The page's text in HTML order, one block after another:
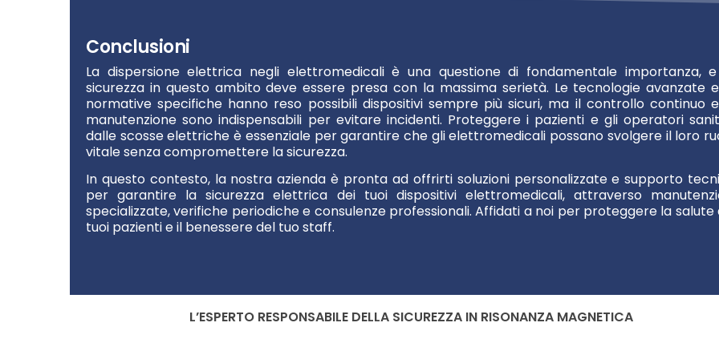
Conclusioni
La dispersione elettrica negli elettromedicali è una questione di fondamentale importanza,
sicurezza in questo ambito deve essere presa con la massima serietà. Le tecnologie avanzate
normative specifiche hanno reso possibili dispositivi sempre più sicuri, ma il controllo continuo
manutenzione sono indispensabili per evitare incidenti. Proteggere i pazienti e gli operatori
dalle scosse elettriche è essenziale per garantire che gli elettromedicali possano svolgere il loro
vitale senza compromettere la sicurezza.
In questo contesto, la nostra azienda è pronta ad offrirti soluzioni personalizzate e supporto
per garantire la sicurezza elettrica dei tuoi dispositivi elettromedicali, attraverso
specializzate, verifiche periodiche e consulenze professionali. Affidati a noi per proteggere la salute
tuoi pazienti e il benessere del tuo staff.
L’ESPERTO RESPONSABILE DELLA SICUREZZA IN RISONANZA MAGNETICA